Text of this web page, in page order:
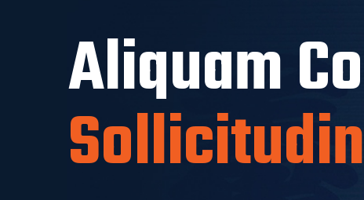
Aliquam
Sollicitudin